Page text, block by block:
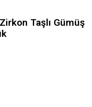
Taşlı Gümüş